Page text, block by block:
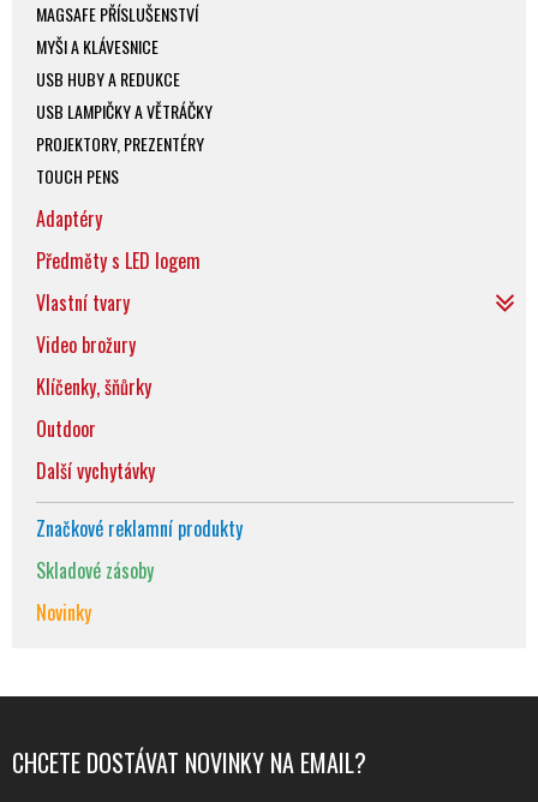
MAGSAFE PŘÍSLUŠENSTVÍ
MYŠI A KLÁVESNICE
USB HUBY A REDUKCE
USB LAMPIČKY A VĚTRÁČKY
PROJEKTORY, PREZENTÉRY
TOUCH PENS
Adaptéry
Předměty s LED logem
Vlastní tvary
Video brožury
Klíčenky, šňůrky
Outdoor
Další vychytávky
Značkové reklamní produkty
Skladové zásoby
Novinky
CHCETE DOSTÁVAT NOVINKY NA EMAIL?